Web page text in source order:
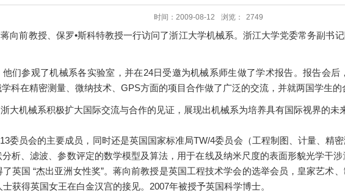
时间：2009-08-12 浏览： 2749
前教授、保罗•斯科特教授一行访问了浙江大学机械系。浙江大学党委常务副书
参观了机械系各实验室，并在24日受邀为机械系师生做了学术报告。报告会后
科在精密测量、微纳技术、GPS方面的项目合作做了广泛的交流，并就两国学生的
大机械系积极扩大国际交流与合作的见证，展现出机械系为培养具有国际视界的未
委员会的主要成员，同时还是英国国家标准局TW/4委员会（工程制图、计量、精
析、滤波、参数评定的数学模型及算法，用于在线及纳米尺度的表面形貌光学干
英国 “杰出亚洲女性奖”。蒋向前教授是英国工程技术学会的选举会员，皇家艺术
获得英国女王在白金汉宫的接见。2007年被授予英国科学博士。